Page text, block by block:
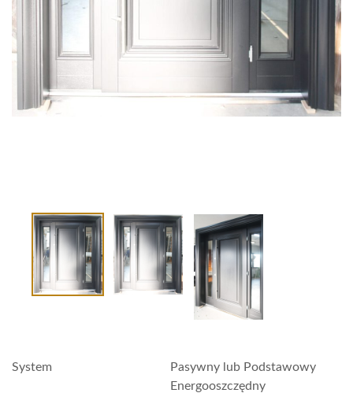
System
Pasywny lub Podstawowy
Energooszczędny